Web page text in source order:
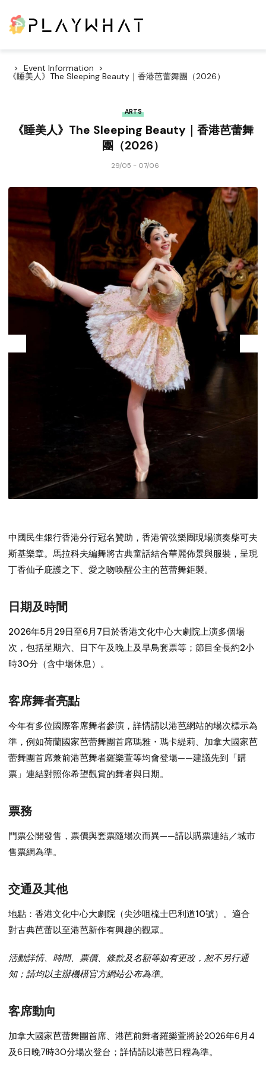
Event Information
《睡美人》The Sleeping Beauty｜香港芭蕾舞團（2026）
ARTS
《睡美人》The Sleeping Beauty｜香港芭蕾舞
團（2026）
29/05 - 07/06
中國民生銀行香港分行冠名贊助，香港管弦樂團現場演奏柴可夫
斯基樂章。馬拉科夫編舞將古典童話結合華麗佈景與服裝，呈現
丁香仙子庇護之下、愛之吻唤醒公主的芭蕾舞鉅製。
日期及時間
2026年5月29日至6月7日於香港文化中心大劇院上演多個場
次，包括星期六、日下午及晚上及早鳥套票等；節目全長約2小
時30分（含中場休息）。
客席舞者亮點
今年有多位國際客席舞者參演，詳情請以港芭網站的場次標示為
準，例如荷蘭國家芭蕾舞團首席瑪雅・瑪卡緹莉、加拿大國家芭
蕾舞團首席兼前港芭舞者羅樂萱等均會登場——建議先到「購
票」連結對照你希望觀賞的舞者與日期。
票務
門票公開發售，票價與套票隨場次而異——請以購票連結／城市
售票網為準。
交通及其他
地點：香港文化中心大劇院（尖沙咀梳士巴利道10號）。適合
對古典芭蕾以至港芭新作有興趣的觀眾。
活動詳情、時間、票價、條款及名額等如有更改，恕不另行通
知；請均以主辦機構官方網站公布為準。
客席動向
加拿大國家芭蕾舞團首席、港芭前舞者羅樂萱將於2026年6月4
及6日晚7時30分場次登台；詳情請以港芭日程為準。